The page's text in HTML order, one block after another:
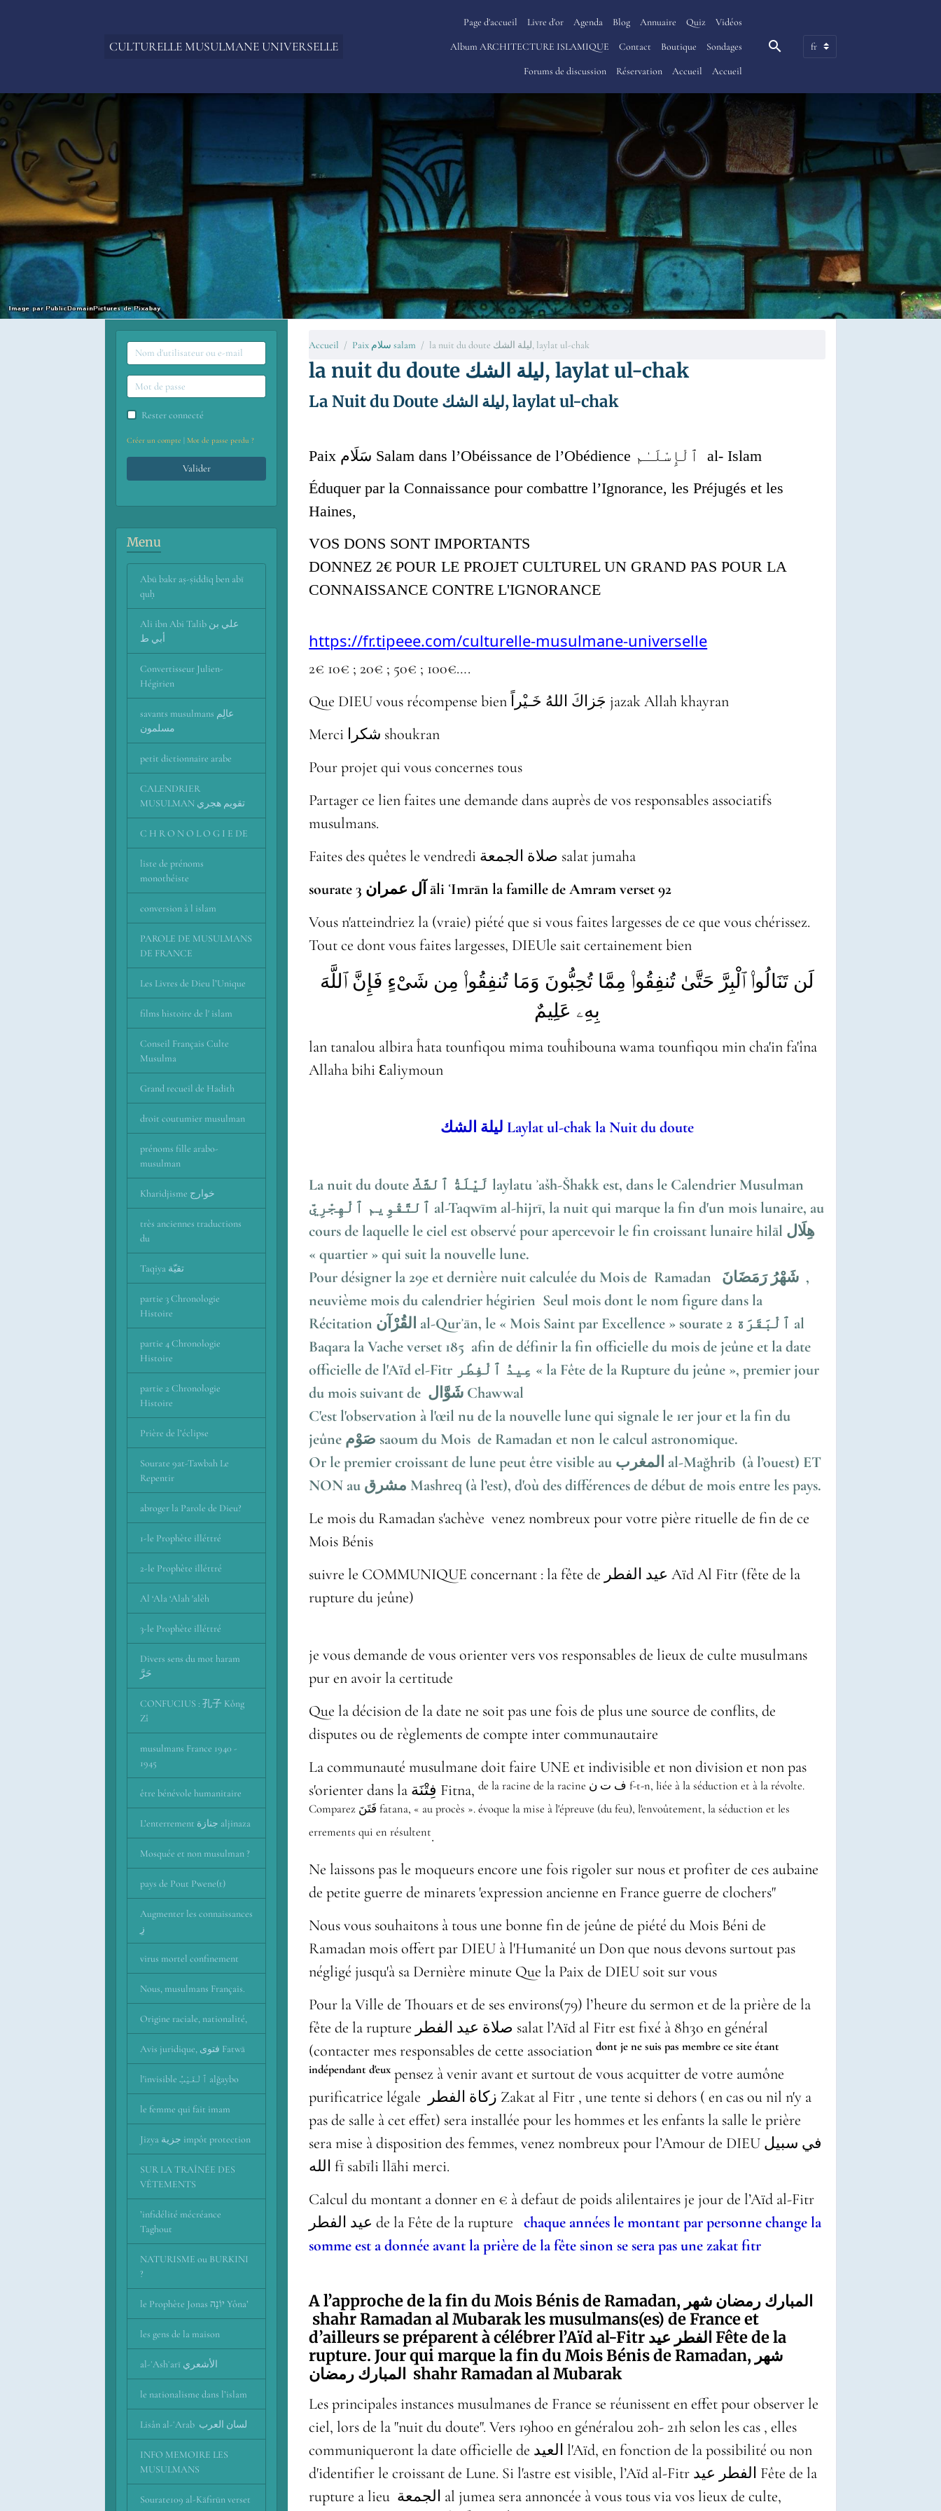
CULTURELLE MUSULMANE UNIVERSELLE
Page d'accueil Livre d'or Agenda Blog Annuaire Quiz Vidéos
Album ARCHITECTURE ISLAMIQUE Contact Boutique Sondages
Forums de discussion Réservation Accueil Accueil
Accueil Paix سلام salam la nuit du doute ليلة الشك, laylat ul-chak
la nuit du doute ليلة الشك, laylat ul-chak
La Nuit du Doute ليلة الشك, laylat ul-chak
Paix سَلَام Salam dans l’Obéissance de l’Obédience ٱلْإِسْلَـٰم al- Islam
Éduquer par la Connaissance pour combattre l’Ignorance, les Préjugés et les
Haines,
VOS DONS SONT IMPORTANTS
DONNEZ 2€ POUR LE PROJET CULTUREL UN GRAND PAS POUR LA
CONNAISSANCE CONTRE L'IGNORANCE
https://fr.tipeee.com/culturelle-musulmane-universelle
2€ 10€ ; 20€ ; 50€ ; 100€….
Que DIEU vous récompense bien جَزاكَ اللهُ خَـيْراً jazak Allah khayran
Merci شكرا shoukran
Pour projet qui vous concernes tous
Partager ce lien faites une demande dans auprès de vos responsables associatifs
musulmans.
Faites des quêtes le vendredi صلاة الجمعة salat jumaha
sourate 3 آل عمران āli ʿImrān la famille de Amram verset 92
Vous n'atteindriez la (vraie) piété que si vous faites largesses de ce que vous chérissez.
Tout ce dont vous faites largesses, DIEUle sait certainement bien
لَن تَنَالُوا۟ ٱلْبِرَّ حَتَّىٰ تُنفِقُوا۟ مِمَّا تُحِبُّونَ وَمَا تُنفِقُوا۟ مِن شَىْءٍ فَإِنَّ ٱللَّهَ
بِهِۦ عَلِيمٌ
lan tanalou albira ĥata tounfiqou mima touĥibouna wama tounfiqou min cha'in fa'îna
Allaha bihi Ɛaliymoun
ليلة الشك Laylat ul-chak la Nuit du doute
La nuit du doute لَيْلَةُ ٱلشَّكّ laylatu ʾašh-Šhakk est, dans le Calendrier Musulman
ٱلتَّقْوِيم ٱلْهِجْرِيّ al-Taqwīm al-hijrī, la nuit qui marque la fin d'un mois lunaire, au
cours de laquelle le ciel est observé pour apercevoir le fin croissant lunaire hilāl هِلَال
« quartier » qui suit la nouvelle lune.
Pour désigner la 29e et dernière nuit calculée du Mois de Ramadan شَهْرُ رَمَضَانَ ,
neuvième mois du calendrier hégirien Seul mois dont le nom figure dans la
Récitation القُرْآن al-Qurʾān, le « Mois Saint par Excellence » sourate 2 ٱلْبَقَرَة al
Baqara la Vache verset 185 afin de définir la fin officielle du mois de jeûne et la date
officielle de l'Aïd el-Fitr عِيدُ ٱلْفِطْر « la Fête de la Rupture du jeûne », premier jour
du mois suivant de شَوَّال Chawwal
C'est l'observation à l'œil nu de la nouvelle lune qui signale le 1er jour et la fin du
jeûne صَوْم saoum du Mois de Ramadan et non le calcul astronomique.
Or le premier croissant de lune peut être visible au المغرب al-Mağhrib (à l’ouest) ET
NON au مشرق Mashreq (à l’est), d'où des différences de début de mois entre les pays.
Le mois du Ramadan s'achève venez nombreux pour votre pière rituelle de fin de ce
Mois Bénis
suivre le COMMUNIQUE concernant : la fête de
عيد الفطرAïd Al Fitr (fête de la
rupture du jeûne)
je vous demande de vous orienter vers vos responsables de lieux de culte musulmans
pur en avoir la certitude
Que la décision de la date ne soit pas une fois de plus une source de conflits, de
disputes ou de règlements de compte inter communautaire
La communauté musulmane doit faire UNE et indivisible et non division et non pas
s'orienter dans la فِتْنَة Fitna,de la racine de la racine ف ت ن‎ f-t-n, liée à la séduction et à la révolte.
Comparez فَتَنَ fatana, « au procès ». évoque la mise à l'épreuve (du feu), l'envoûtement, la séduction et les
errements qui en résultent.
Ne laissons pas le moqueurs encore une fois rigoler sur nous et profiter de ces aubaine
de petite guerre de minarets 'expression ancienne en France guerre de clochers"
Nous vous souhaitons à tous une bonne fin de jeûne de piété du Mois Béni de
Ramadan mois offert par DIEU à l'Humanité un Don que nous devons surtout pas
négligé jusqu'à sa Dernière minute Que la Paix de DIEU soit sur vous
Pour la Ville de Thouars et de ses environs(79) l’heure du sermon et de la prière de la
fête de la rupture صلاة عيد الفطر salat l’Aïd al Fitr est fixé à 8h30 en général
(contacter mes responsables de cette associationdont je ne suis pas membre ce site étant
indépendant d'eux pensez à venir avant et surtout de vous acquitter de votre aumône
purificatrice légale
Zakat al Fitr , une tente si dehors ( en cas ou nil n'y a
pas de salle à cet effet) sera installée pour les hommes et les enfants la salle le prière
sera mise à disposition des femmes, venez nombreux pour l’Amour de DIEU في سبيل
الله‎ fī sabīli llāhi merci.
Calcul du montant a donner en € à defaut de poids alilentaires je jour de l’Aïd al-Fitr
عيد الفطر de la Fête de la rupture
chaque années le montant par personne change la
somme est a donnée avant la prière de la fête sinon se sera pas une zakat fitr
A l’approche de la fin du Mois Bénis de Ramadan, شهر رمضان المبارك
shahr Ramadan al Mubarak les musulmans(es) de France et
d’ailleurs se préparent à célébrer l’Aïd al-Fitr عيد الفطر Fête de la
rupture. Jour qui marque la fin du Mois Bénis de Ramadan, شهر
رمضان المبارك shahr Ramadan al Mubarak
Les principales instances musulmanes de France se réunissent en effet pour observer le
ciel, lors de la "nuit du doute". Vers 19h00 en généralou 20h- 21h selon les cas , elles
communiqueront la date officielle de العيد l'Aïd, en fonction de la possibilité ou non
d'identifier le croissant de Lune. Si l'astre est visible, l’Aïd al-Fitr عيد الفطر Fête de la
rupture a lieu الجمعة al jumea sera annoncée à vous tous via vos lieux de culte,
Rester connecté
Créer un compte | Mot de passe perdu ?
Valider
Menu
Abū bakr aṣ-ṣiddīq ben abī
quḥ
Ali ibn Abi Talib علي بن
أبي ط
Convertisseur Julien-
Hégirien
savants musulmans عالِم
مسلمون
petit dictionnaire arabe
CALENDRIER
MUSULMAN تقويم هجري
C H R O N O L O G I E DE
liste de prénoms
monothéiste
conversion à l islam
PAROLE DE MUSULMANS
DE FRANCE
Les Livres de Dieu l’Unique
films histoire de l' islam
Conseil Français Culte
Musulma
Grand recueil de Hadith
droit coutumier musulman
prénoms fille arabo-
musulman
Kharidjisme خوارج
très anciennes traductions
du
Taqiya تقيّة
partie 3 Chronologie
Histoire
partie 4 Chronologie
Histoire
partie 2 Chronologie
Histoire
Prière de l’éclipse
Sourate 9at-Tawbah Le
Repentir
abroger la Parole de Dieu?
1-le Prophète illéttré
2-le Prophète illéttré
Al ‘Ala ‘Alah 'alèh
3-le Prophète illéttré
Divers sens du mot haram
حَرَّ
CONFUCIUS : 孔子 Kǒng
Zǐ
musulmans France 1940 -
1945
être bénévole humanitaire
L’enterrement جنازة aljinaza
Mosquée et non musulman ?
pays de Pout Pwene(t)
Augmenter les connaissances
زِ
virus mortel confinement
Nous, musulmans Français.
Origine raciale, nationalité,
Avis juridique, فتوى Fatwā
l'invisible ٱلْغَيْبُ alğaybo
le femme qui fait imam
Jizya جزية impôt protection
SUR LA TRAÎNÉE DES
VÊTEMENTS
’infidélité mécréance
Taghout
NATURISME ou BURKINI
?
le Prophète Jonas יוֹנָה Yôna’
les gens de la maison
al-ʾAshʿarī اﻷشعري
le nationalisme dans l’islam
Lisân al-ʿArab لسان العرب
INFO MEMOIRE LES
MUSULMANS
Sourate109 al-Kāfirūn verset